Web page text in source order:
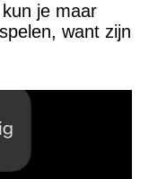
je maar
want zijn